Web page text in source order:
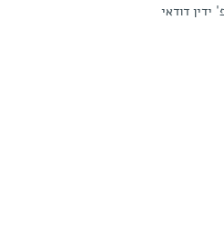
ידין דודאי